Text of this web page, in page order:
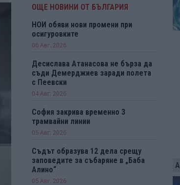
ОЩЕ НОВИНИ ОТ БЪЛГАРИЯ
НОИ обяви нови промени при
осигуровките
06 Авг. 2026
Десислава Атанасова не бърза да
съди Демерджиев заради полета
с Пеевски
04 Авг. 2026
София закрива временно 3
трамвайни линии
05 Авг. 2026
Съдът образува 12 дела срещу
заповедите за събаряне в „Баба
Алино“
05 Авг. 2026